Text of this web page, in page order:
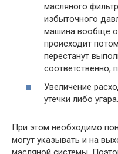
масляного
избыточного
машина вообще
происходит
перестанут
соответственно,
Увеличение
утечки либо угара.
При этом необходимо
могут указывать и на